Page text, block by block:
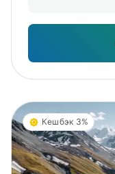
Кешбэк 3%